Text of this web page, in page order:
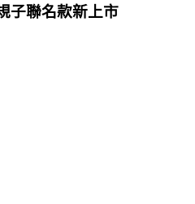
子聯名款新上市